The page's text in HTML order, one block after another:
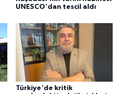
UNESCO'dan tescil aldı
Türkiye'de kritik